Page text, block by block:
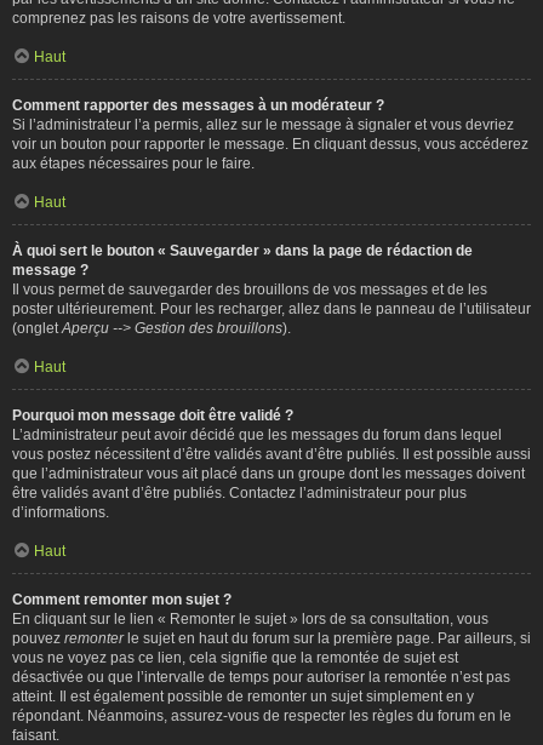
comprenez pas les raisons de votre avertissement.
Haut
Comment rapporter des messages à un modérateur ?
Si l’administrateur l’a permis, allez sur le message à signaler et vous devriez
voir un bouton pour rapporter le message. En cliquant dessus, vous accéderez
aux étapes nécessaires pour le faire.
Haut
À quoi sert le bouton « Sauvegarder » dans la page de rédaction de
message ?
Il vous permet de sauvegarder des brouillons de vos messages et de les
poster ultérieurement. Pour les recharger, allez dans le panneau de l’utilisateur
(onglet Aperçu --> Gestion des brouillons).
Haut
Pourquoi mon message doit être validé ?
L’administrateur peut avoir décidé que les messages du forum dans lequel
vous postez nécessitent d’être validés avant d’être publiés. Il est possible aussi
que l’administrateur vous ait placé dans un groupe dont les messages doivent
être validés avant d’être publiés. Contactez l’administrateur pour plus
d’informations.
Haut
Comment remonter mon sujet ?
En cliquant sur le lien « Remonter le sujet » lors de sa consultation, vous
pouvez remonterle sujet en haut du forum sur la première page. Par ailleurs, si
vous ne voyez pas ce lien, cela signifie que la remontée de sujet est
désactivée ou que l’intervalle de temps pour autoriser la remontée n’est pas
atteint. Il est également possible de remonter un sujet simplement en y
répondant. Néanmoins, assurez-vous de respecter les règles du forum en le
faisant.